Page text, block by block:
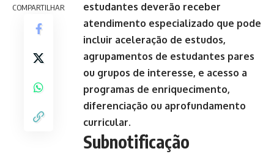
COMPARTILHAR
estudantes deverão receber
atendimento especializado que pode
incluir aceleração de estudos,
agrupamentos de estudantes pares
ou grupos de interesse, e acesso a
programas de enriquecimento,
diferenciação ou aprofundamento
curricular.
Subnotificação